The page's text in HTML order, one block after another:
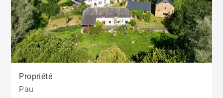
Propriété
Pau